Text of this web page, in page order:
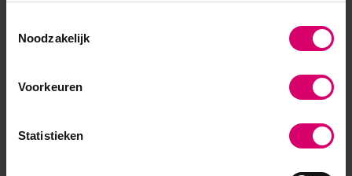
Noodzakelijk
Voorkeuren
Statistieken